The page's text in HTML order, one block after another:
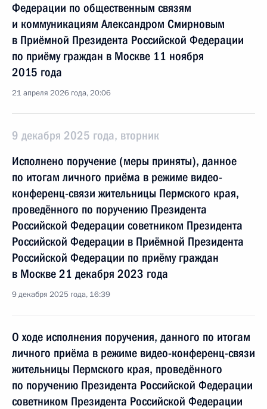
Федерации по общественным связям
и коммуникациям Александром Смирновым
в Приёмной Президента Российской Федерации
по приёму граждан в Москве 11 ноября
2015 года
21 апреля 2026 года, 20:06
9 декабря 2025 года, вторник
Исполнено поручение (меры приняты), данное
по итогам личного приёма в режиме видео-
конференц-связи жительницы Пермского края,
проведённого по поручению Президента
Российской Федерации советником Президента
Российской Федерации в Приёмной Президента
Российской Федерации по приёму граждан
в Москве 21 декабря 2023 года
9 декабря 2025 года, 16:39
О ходе исполнения поручения, данного по итогам
личного приёма в режиме видео-конференц-связи
жительницы Пермского края, проведённого
по поручению Президента Российской Федерации
советником Президента Российской Федерации